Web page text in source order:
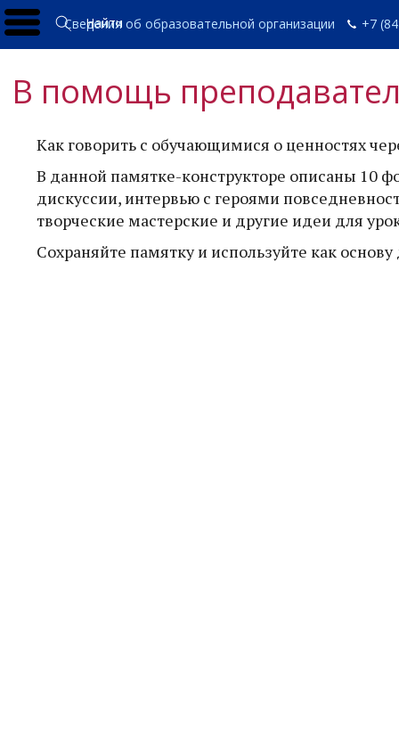
Найти
Сведения об образовательной организации +7
В помощь
Как говорить с обучающимися о ценностях
В данной памятке-конструкторе описаны 10
дискуссии, интервью с героями
творческие мастерские и другие идеи для
Сохраняйте памятку и используйте как